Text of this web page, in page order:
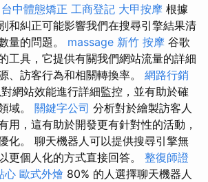
台中體態矯正 工商登記 大甲按摩 根據
和糾正可能影響我們在搜尋引擎結果清
量的問題。 massage 新竹 按摩 谷歌
工具，它提供有關我們網站流量的詳細
、訪客行為和相關轉換率。 網路行銷
網站效能進行詳細監控，並有助於確
域。 關鍵字公司 分析對於繪製訪客人
用，這有助於開發更有針對性的活動，
化。 聊天機器人可以提供搜尋引擎無
個人化的方式直接回答。 整復師證
心 歐式外燴 80% 的人選擇聊天機器人